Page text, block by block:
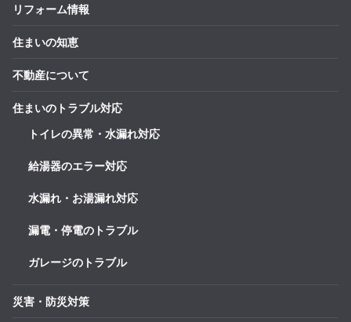
リフォーム情報
住まいの知恵
不動産について
住まいのトラブル対応
トイレの異常・水漏れ対応
給湯器のエラー対応
水漏れ・お湯漏れ対応
漏電・停電のトラブル
ガレージのトラブル
災害・防災対策